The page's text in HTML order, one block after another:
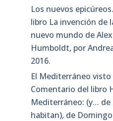
Los nuevos
libro La invención de
nuevo mundo de
Humboldt, por
2016.
El Mediterráneo
Comentario del libro
Mediterráneo: (y… de
habitan), de